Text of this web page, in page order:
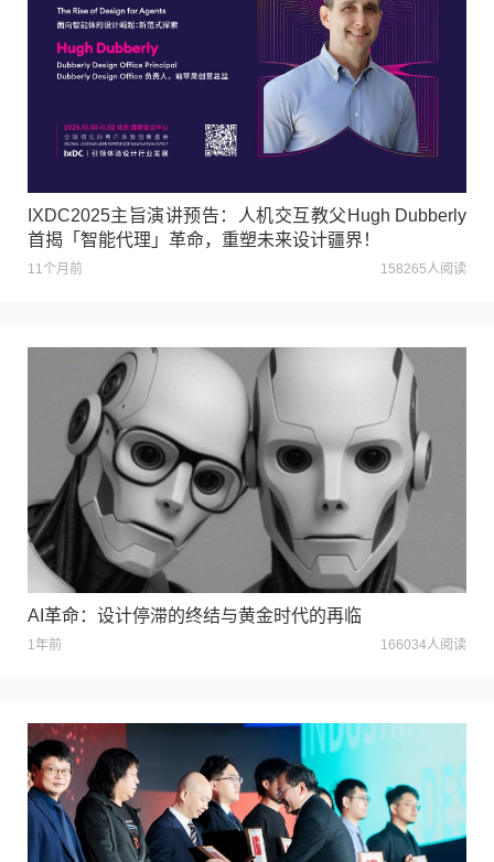
IXDC2025主旨演讲预告：人机交互教父Hugh Dubberly
首揭「智能代理」革命，重塑未来设计疆界！
11个月前 158265人阅读
AI革命：设计停滞的终结与黄金时代的再临
1年前 166034人阅读